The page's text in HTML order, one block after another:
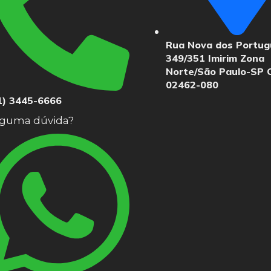
3445-6666
dúvida?
Rua Nova dos
349/351 Imirim Zona
Norte/São Paulo-SP
02462-080